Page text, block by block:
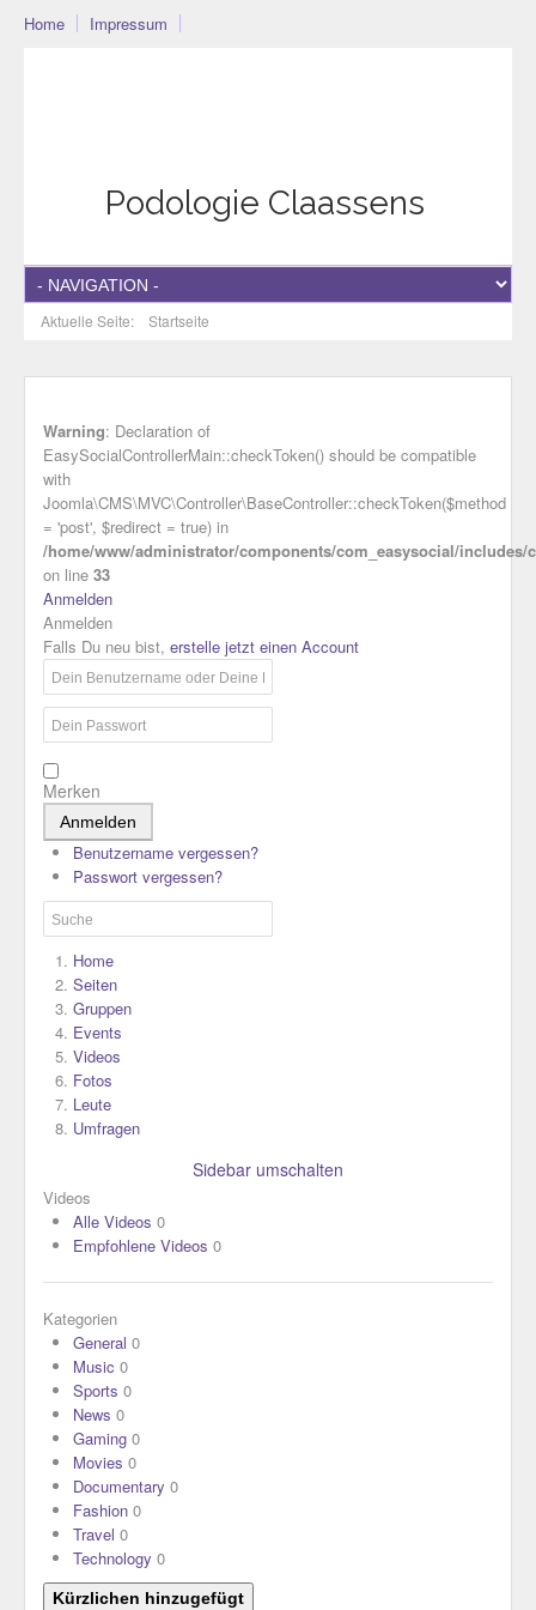
Home Impressum
Podologie Claassens
Aktuelle Seite: Startseite
Warning: Declaration of
EasySocialControllerMain::checkToken() should be compatible
with
Joomla\CMS\MVC\Controller\BaseController::checkToken($method
= 'post', $redirect = true) in
/home/www/administrator/components/com_easysocial/includes/
on line 33
Anmelden
Anmelden
Falls Du neu bist, erstelle jetzt einen Account
Merken
Anmelden
Benutzername vergessen?
Passwort vergessen?
Home
Seiten
Gruppen
Events
Videos
Fotos
Leute
Umfragen
Sidebar umschalten
Videos
Alle Videos 0
Empfohlene Videos 0
Kategorien
General 0
Music 0
Sports 0
News 0
Gaming 0
Movies 0
Documentary 0
Fashion 0
Travel 0
Technology 0
Kürzlichen hinzugefügt